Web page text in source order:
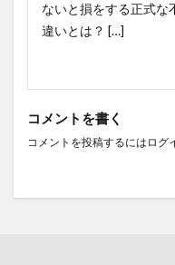
ないと損をする正式な
違いとは？ […]
コメントを書く
コメントを投稿するには ログ